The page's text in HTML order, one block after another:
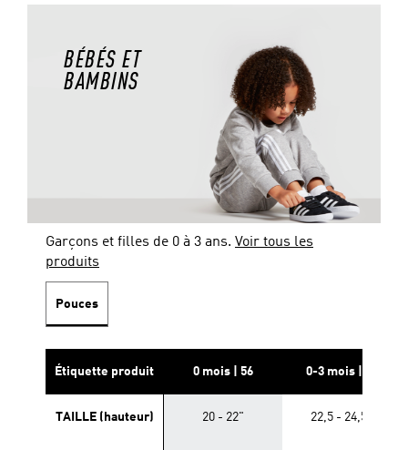
BÉBÉS ET
BAMBINS
Garçons et filles de 0 à 3 ans. Voir tous les
produits
Pouces
Étiquette produit 0 mois | 56 0-3 mois | 62
TAILLE (hauteur) 20 - 22" 22,5 - 24,5"